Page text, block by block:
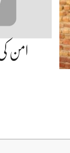
امن